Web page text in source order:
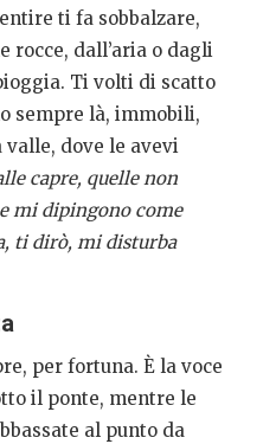
ti fa sobbalzare,
rocce, dall’aria o dagli
Ti volti di scatto
sempre là, immobili,
dove le avevi
capre, quelle non
mi dipingono come
ti dirò, mi disturba
per fortuna. È la voce
il ponte, mentre le
al punto da